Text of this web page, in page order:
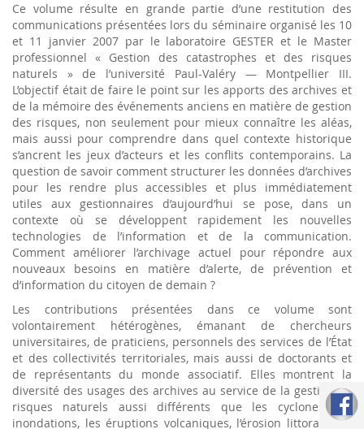
Ce volume résulte en grande partie d’une restitution des
communications présentées lors du séminaire organisé les 10
et 11 janvier 2007 par le laboratoire GESTER et le Master
professionnel « Gestion des catastrophes et des risques
naturels » de l’université Paul-Valéry — Montpellier III.
L’objectif était de faire le point sur les apports des archives et
de la mémoire des événements anciens en matière de gestion
des risques, non seulement pour mieux connaître les aléas,
mais aussi pour comprendre dans quel contexte historique
s’ancrent les jeux d’acteurs et les conflits contemporains. La
question de savoir comment structurer les données d’archives
pour les rendre plus accessibles et plus immédiatement
utiles aux gestionnaires d’aujourd’hui se pose, dans un
contexte où se développent rapidement les nouvelles
technologies de l’information et de la communication.
Comment améliorer l’archivage actuel pour répondre aux
nouveaux besoins en matière d’alerte, de prévention et
d’information du citoyen de demain ?
Les contributions présentées dans ce volume sont
volontairement hétérogènes, émanant de chercheurs
universitaires, de praticiens, personnels des services de l’État
et des collectivités territoriales, mais aussi de doctorants et
de représentants du monde associatif. Elles montrent la
diversité des usages des archives au service de la gestion de
risques naturels aussi différents que les cyclones, les
inondations, les éruptions volcaniques, l’érosion littorale, les